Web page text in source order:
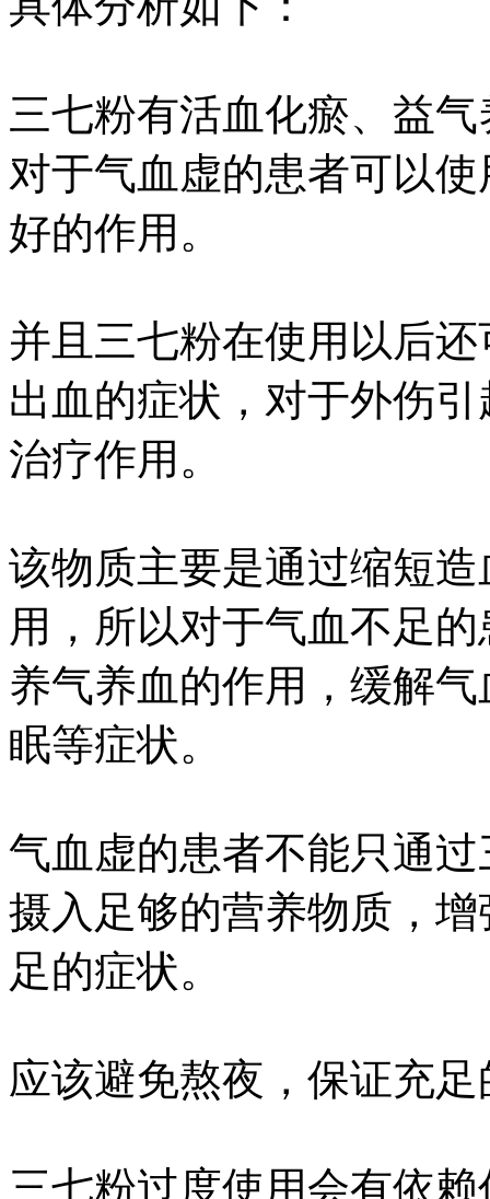
三七粉有活血化瘀、益
对于气血虚的患者可以
好的作用。
并且三七粉在使用以后
出血的症状，对于外伤
治疗作用。
该物质主要是通过缩短
用，所以对于气血不足
养气养血的作用，缓解
眠等症状。
气血虚的患者不能只通
摄入足够的营养物质，
足的症状。
应该避免熬夜，保证充
三七粉过度使用会有依